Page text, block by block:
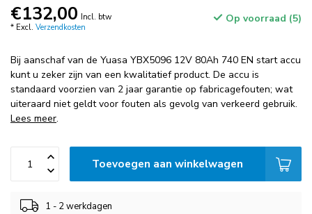
€132,00 Incl. btw
* Excl. Verzendkosten
Op voorraad (5)
Bij aanschaf van de Yuasa YBX5096 12V 80Ah 740 EN start accu
kunt u zeker zijn van een kwalitatief product. De accu is
standaard voorzien van 2 jaar garantie op fabricagefouten; wat
uiteraard niet geldt voor fouten als gevolg van verkeerd gebruik.
Lees meer.
Toevoegen aan winkelwagen
1 - 2 werkdagen